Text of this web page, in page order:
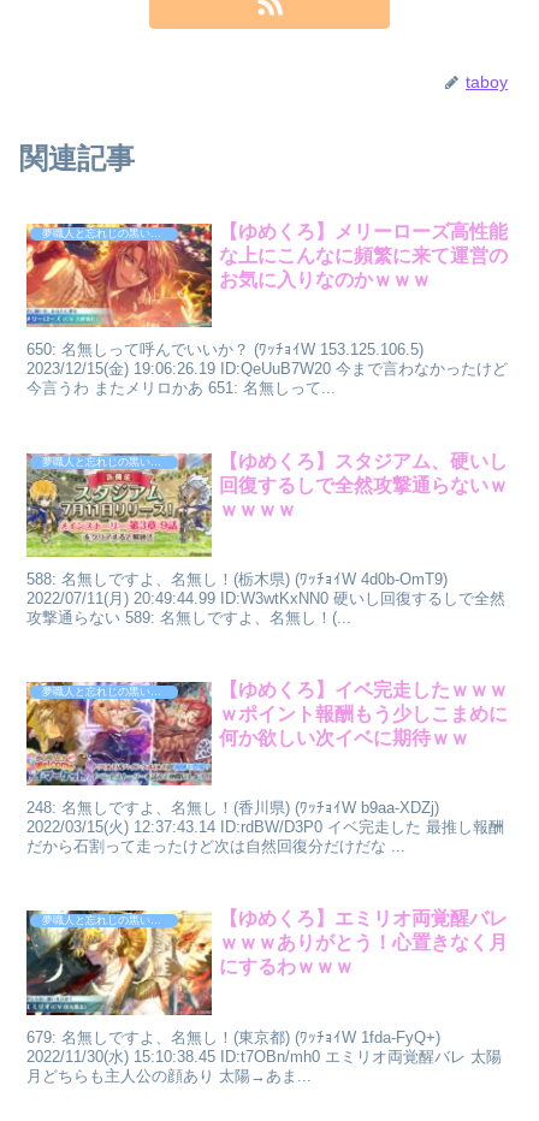
taboy
関連記事
夢職人と忘れじの黒い妖精
【ゆめくろ】メリーローズ高性能
な上にこんなに頻繁に来て運営の
お気に入りなのかｗｗｗ
650: 名無しって呼んでいいか？ (ﾜｯﾁｮｲW 153.125.106.5)
2023/12/15(金) 19:06:26.19 ID:QeUuB7W20 今まで言わなかったけど
今言うわ またメリロかあ 651: 名無しって...
夢職人と忘れじの黒い妖精
【ゆめくろ】スタジアム、硬いし
回復するしで全然攻撃通らないｗ
ｗｗｗｗ
588: 名無しですよ、名無し！(栃木県) (ﾜｯﾁｮｲW 4d0b-OmT9)
2022/07/11(月) 20:49:44.99 ID:W3wtKxNN0 硬いし回復するしで全然
攻撃通らない 589: 名無しですよ、名無し！(...
夢職人と忘れじの黒い妖精
【ゆめくろ】イベ完走したｗｗｗ
ｗポイント報酬もう少しこまめに
何か欲しい次イベに期待ｗｗ
248: 名無しですよ、名無し！(香川県) (ﾜｯﾁｮｲW b9aa-XDZj)
2022/03/15(火) 12:37:43.14 ID:rdBW/D3P0 イベ完走した 最推し報酬
だから石割って走ったけど次は自然回復分だけだな ...
夢職人と忘れじの黒い妖精
【ゆめくろ】エミリオ両覚醒バレ
ｗｗｗありがとう！心置きなく月
にするわｗｗｗ
679: 名無しですよ、名無し！(東京都) (ﾜｯﾁｮｲW 1fda-FyQ+)
2022/11/30(水) 15:10:38.45 ID:t7OBn/mh0 エミリオ両覚醒バレ 太陽
月どちらも主人公の顔あり 太陽→あま...